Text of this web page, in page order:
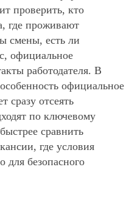
проверить, кто
где проживают
смены, есть ли
официальное
работодателя. В
официальное
сразу отсеять
по ключевому
сравнить
где условия
для безопасного